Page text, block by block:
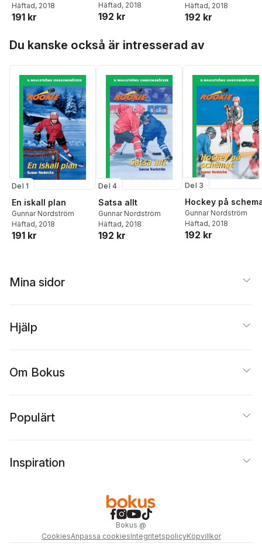
Häftad, 2018
191 kr
Häftad, 2018
192 kr
Häftad, 2018
192 kr
Du kanske också är intresserad av
Del 1
En iskall plan
Gunnar Nordström
Häftad, 2018
191 kr
Del 4
Satsa allt
Gunnar Nordström
Häftad, 2018
192 kr
Del 3
Hockey på
Gunnar Nordström
Häftad, 2018
192 kr
Mina sidor
Hjälp
Om Bokus
Populärt
Inspiration
Bokus @
CookiesAnpassa cookiesIntegritetspolicyKöpvillkor